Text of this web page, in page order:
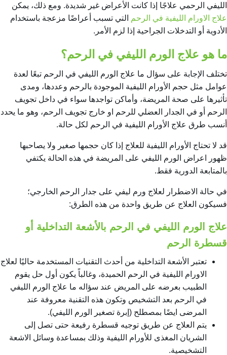
الليفي الرحمي علاجًا إذا كانت الأعراض غير شديدة. ومع ذلك، يمكن
علاج الاورام الليفية في الرحم
التي تسبب أعراضًا مزعجة باستخدام
الأدوية أو التدخلات الجراحية إذا لزم الأمر.
ما هو علاج الورم الليفي في الرحم؟
تختلف الإجابة على سؤال ما علاج الورم الليفي في الرحم تبعًا لعدة
عوامل مثل حجم الأورام الليفية الموجودة بالرحم وعددها، ومدى
تأثيرها على صحة المريضة، وأماكن تواجدها سواء في داخل تجويف
الرحم أو في الجدار العضلي للرحم او خارج تجويف الرحم، وهو ما يحدد
أنسب طرق علاج الأورام الليفية في الرحم لكل حالة.
قد لا تحتاج الأورام الليفية للعلاج إذا كان حجمها صغير ولا يصاحبها
ظهور اعراض الورم الليفي على المريضة في هذه الحالة يكتفي
بالمتابعة الدورية فقط.
في حالة الاضطرار لعلاج ورم ليفي على جدار الرحم الخارجي؛
فسيكون العلاج عن طريق واحدة من هذه الطرق:
علاج الورم الليفي في الرحم بالأشعة التداخلية أو
قسطرة الرحم
تعتبر الأشعة التداخلية من أحدث التقنيات المستخدمة حاليًا لعلاج
الاورام الليفية في الرحم
الحميدة، وغالباً يكون أول حل يقوم
الطبيب بعرضه على المريض عند سؤاله ما علاج الورم الليفي
في الرحم بعد التشخيص وتكون هذه التقنية معروفة عند
المرضى ايضًا بمصطلح (إبرة تصغير الورم الليفي).
يتم العلاج عن طريق توجيه قسطرة رفيعة حتى تصل إلى
الشريان المغذى للأورام الليفية وذلك بمساعدة وسائل الاشعة
التشخيصية.